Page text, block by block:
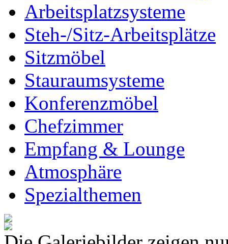
Arbeitsplatzsysteme
Steh-/Sitz-Arbeitsplätze
Sitzmöbel
Stauraumsysteme
Konferenzmöbel
Chefzimmer
Empfang & Lounge
Atmosphäre
Spezialthemen